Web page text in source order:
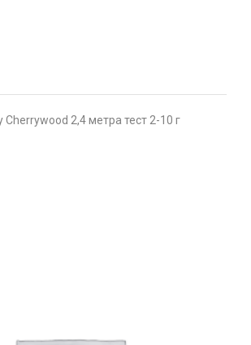
Cherrywood 2,4 метра тест 2-10 г